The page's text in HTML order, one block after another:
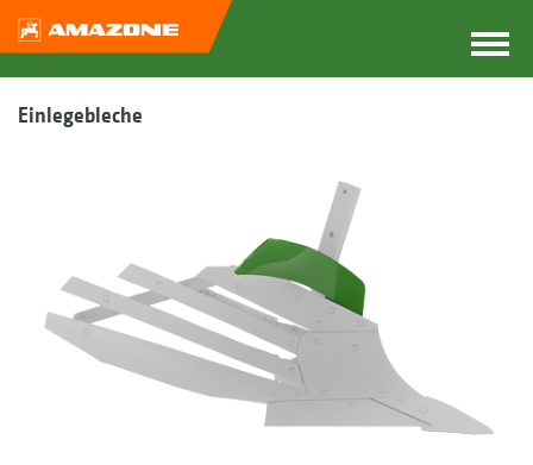
Einlegebleche